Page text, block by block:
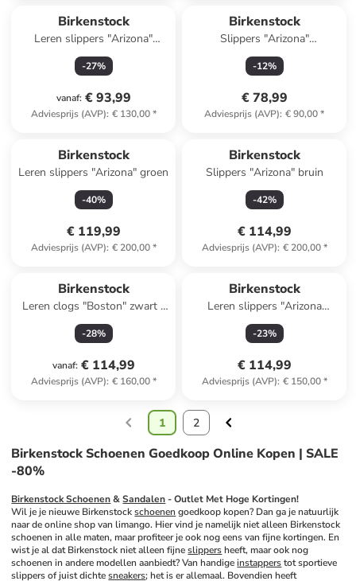
Birkenstock
Leren slippers "Arizona"
lichtbruin
-27%
vanaf: € 93,99
Adviesprijs (AVP): € 130,00*
Birkenstock
Slippers "Arizona"
donkerblauw - wijdte N
-12%
€ 78,99
Adviesprijs (AVP): € 90,00*
Birkenstock
Leren slippers "Arizona" groen
-40%
€ 119,99
Adviesprijs (AVP): € 200,00*
Birkenstock
Slippers "Arizona" bruin
-42%
€ 114,99
Adviesprijs (AVP): € 200,00*
Birkenstock
Leren clogs "Boston" zwart -
wijdte S
-28%
vanaf: € 114,99
Adviesprijs (AVP): € 160,00*
Birkenstock
Leren slippers "Arizona
Adventure" kaki
-23%
€ 114,99
Adviesprijs (AVP): € 150,00*
1 2
Birkenstock Schoenen Goedkoop Online Kopen | SALE
-80%
Birkenstock Schoenen & Sandalen - Outlet Met Hoge Kortingen!
Wil je je nieuwe Birkenstock schoenen goedkoop kopen? Dan ga je natuurlijk
naar de online shop van limango. Hier vind je namelijk niet alleen Birkenstock
schoenen in alle maten, maar profiteer je ook nog eens van fijne kortingen. En
wist je al dat Birkenstock niet alleen fijne slippers heeft, maar ook nog
schoenen in andere modellen aanbiedt? Van handige instappers tot sportieve
slippers of juist dichte sneakers; het is er allemaal. Bovendien heeft